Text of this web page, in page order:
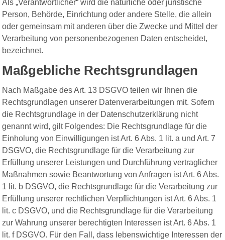
Als „Verantwortlicher“ wird die natürliche oder juristische
Person, Behörde, Einrichtung oder andere Stelle, die allein
oder gemeinsam mit anderen über die Zwecke und Mittel der
Verarbeitung von personenbezogenen Daten entscheidet,
bezeichnet.
Maßgebliche Rechtsgrundlagen
Nach Maßgabe des Art. 13 DSGVO teilen wir Ihnen die
Rechtsgrundlagen unserer Datenverarbeitungen mit. Sofern
die Rechtsgrundlage in der Datenschutzerklärung nicht
genannt wird, gilt Folgendes: Die Rechtsgrundlage für die
Einholung von Einwilligungen ist Art. 6 Abs. 1 lit. a und Art. 7
DSGVO, die Rechtsgrundlage für die Verarbeitung zur
Erfüllung unserer Leistungen und Durchführung vertraglicher
Maßnahmen sowie Beantwortung von Anfragen ist Art. 6 Abs.
1 lit. b DSGVO, die Rechtsgrundlage für die Verarbeitung zur
Erfüllung unserer rechtlichen Verpflichtungen ist Art. 6 Abs. 1
lit. c DSGVO, und die Rechtsgrundlage für die Verarbeitung
zur Wahrung unserer berechtigten Interessen ist Art. 6 Abs. 1
lit. f DSGVO. Für den Fall, dass lebenswichtige Interessen der